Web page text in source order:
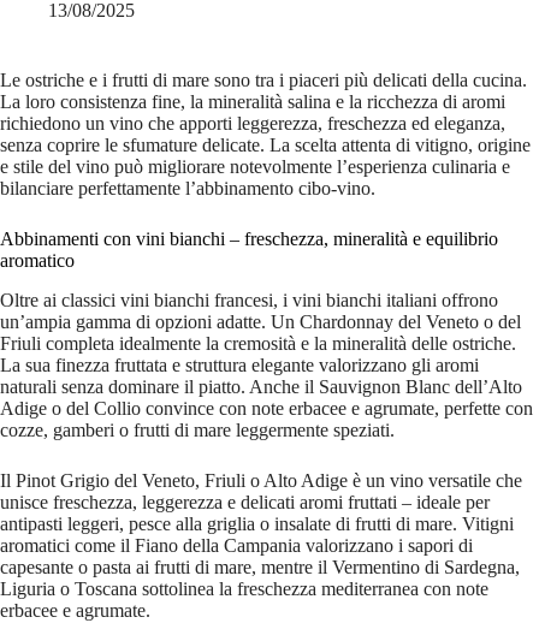
13/08/2025
Le ostriche e i frutti di mare sono tra i piaceri più delicati della cucina.
La loro consistenza fine, la mineralità salina e la ricchezza di aromi
richiedono un vino che apporti leggerezza, freschezza ed eleganza,
senza coprire le sfumature delicate. La scelta attenta di vitigno, origine
e stile del vino può migliorare notevolmente l’esperienza culinaria e
bilanciare perfettamente l’abbinamento cibo-vino.
Abbinamenti con vini bianchi – freschezza, mineralità e equilibrio
aromatico
Oltre ai classici vini bianchi francesi, i vini bianchi italiani offrono
un’ampia gamma di opzioni adatte. Un Chardonnay del Veneto o del
Friuli completa idealmente la cremosità e la mineralità delle ostriche.
La sua finezza fruttata e struttura elegante valorizzano gli aromi
naturali senza dominare il piatto. Anche il Sauvignon Blanc dell’Alto
Adige o del Collio convince con note erbacee e agrumate, perfette con
cozze, gamberi o frutti di mare leggermente speziati.
Il Pinot Grigio del Veneto, Friuli o Alto Adige è un vino versatile che
unisce freschezza, leggerezza e delicati aromi fruttati – ideale per
antipasti leggeri, pesce alla griglia o insalate di frutti di mare. Vitigni
aromatici come il Fiano della Campania valorizzano i sapori di
capesante o pasta ai frutti di mare, mentre il Vermentino di Sardegna,
Liguria o Toscana sottolinea la freschezza mediterranea con note
erbacee e agrumate.